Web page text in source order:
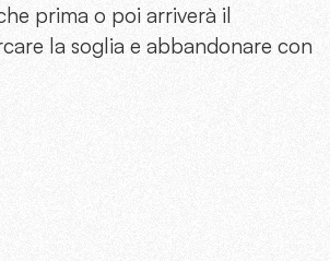
prima o poi arriverà il
la soglia e abbandonare con